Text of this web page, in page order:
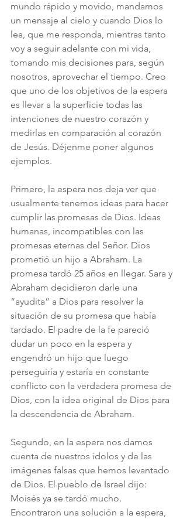
mundo rápido y movido, mandamos
un mensaje al cielo y cuando Dios lo
lea, que me responda, mientras tanto
voy a seguir adelante con mi vida,
tomando mis decisiones para, según
nosotros, aprovechar el tiempo. Creo
que uno de los objetivos de la espera
es llevar a la superficie todas las
intenciones de nuestro corazón y
medirlas en comparación al corazón
de Jesús. Déjenme poner algunos
ejemplos.
Primero, la espera nos deja ver que
usualmente tenemos ideas para hacer
cumplir las promesas de Dios. Ideas
humanas, incompatibles con las
promesas eternas del Señor. Dios
prometió un hijo a Abraham. La
promesa tardó 25 años en llegar. Sara y
Abraham decidieron darle una
“ayudita” a Dios para resolver la
situación de su promesa que había
tardado. El padre de la fe pareció
dudar un poco en la espera y
engendró un hijo que luego
perseguiría y estaría en constante
conflicto con la verdadera promesa de
Dios, con la idea original de Dios para
la descendencia de Abraham.
Segundo, en la espera nos damos
cuenta de nuestros ídolos y de las
imágenes falsas que hemos levantado
de Dios. El pueblo de Israel dijo:
Moisés ya se tardó mucho.
Encontraron una solución a la espera,